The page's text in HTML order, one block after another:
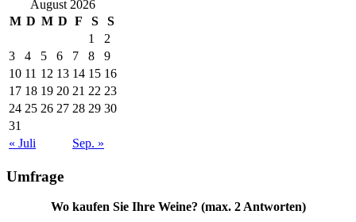
August 2026
M D M D F S
S
1
2
3
4 5 6 7 8
9
10 11 12 13 14 15 16
17 18 19 20 21 22 23
24 25 26 27 28 29 30
31
« Juli
Sep. »
Umfrage
Wo kaufen Sie Ihre Weine? (max. 2 Antworten)